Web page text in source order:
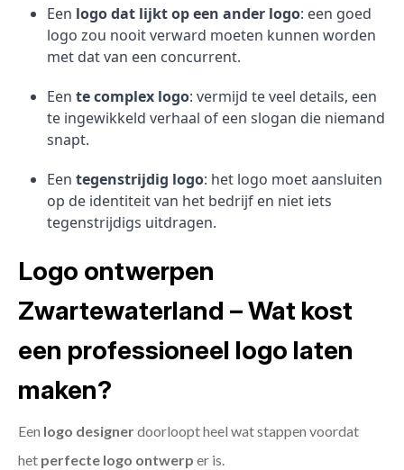
Een logo dat lijkt op een ander logo: een goed
logo zou nooit verward moeten kunnen worden
met dat van een concurrent.
Een te complex logo: vermijd te veel details, een
te ingewikkeld verhaal of een slogan die niemand
snapt.
Een tegenstrijdig logo: het logo moet aansluiten
op de identiteit van het bedrijf en niet iets
tegenstrijdigs uitdragen.
Logo ontwerpen
Zwartewaterland – Wat kost
een professioneel logo laten
maken?
Een logo designerdoorloopt heel wat stappen voordat
het perfecte logo ontwerp er is.